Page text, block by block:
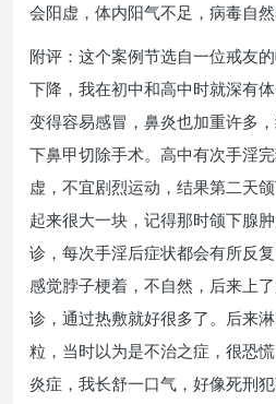
会阳虚，体内阳气不足，病毒自然
附评：这个案例节选自一位戒友
下降，我在初中和高中时就深有
变得容易感冒，鼻炎也加重许多
下鼻甲切除手术。高中有次手淫
虚，不宜剧烈运动，结果第二天
起来很大一块，记得那时颌下腺
诊，每次手淫后症状都会有所反
感觉脖子梗着，不自然，后来上
诊，通过热敷就好很多了。后来
粒，当时以为是不治之症，很恐
炎症，我长舒一口气，好像死刑